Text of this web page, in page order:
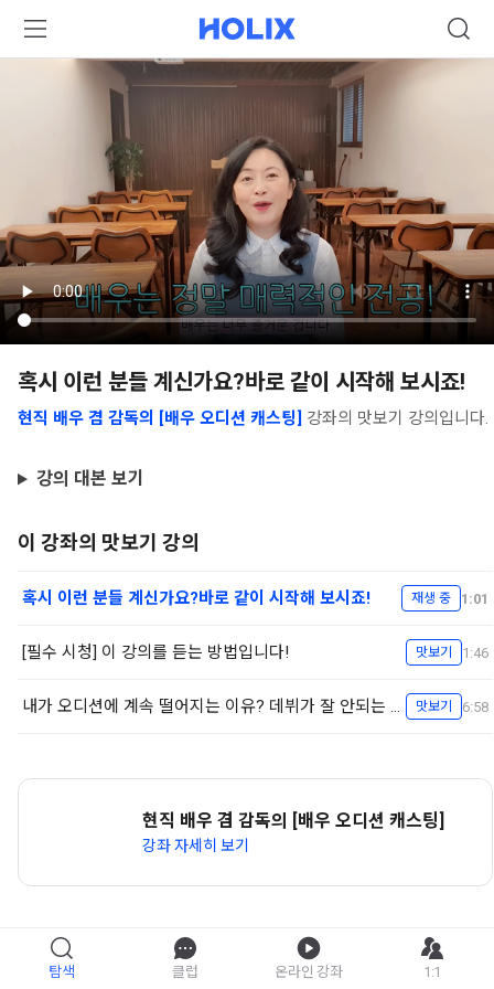
혹시 이런 분들 계신가요?바로 같이 시작해 보시죠!
현직 배우 겸 감독의 [배우 오디션 캐스팅] 강좌의 맛보기 강의입니다.
강의 대본 보기
이 강좌의 맛보기 강의
혹시 이런 분들 계신가요?바로 같이 시작해 보시죠! 재생 중 1:01
[필수 시청] 이 강의를 듣는 방법입니다! 맛보기 1:46
내가 오디션에 계속 떨어지는 이유? 데뷔가 잘 안되는 이유? 맛보기 6:58
현직 배우 겸 감독의 [배우 오디션 캐스팅]
강좌 자세히 보기
탐색 클럽 온라인 강좌 1:1